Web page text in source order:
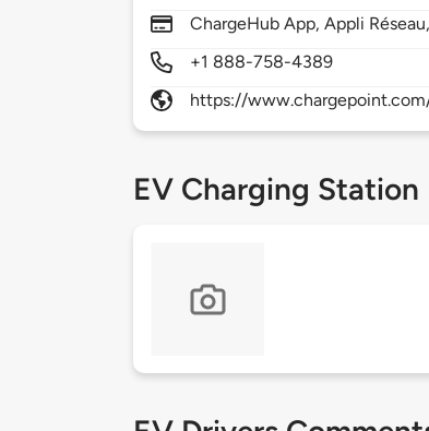
ChargeHub App, Appli
+1 888-758-4389
https://
EV Charging Station